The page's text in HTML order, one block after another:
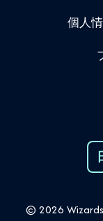
個人
© 2026